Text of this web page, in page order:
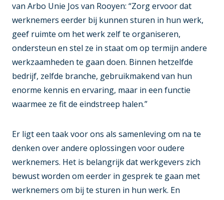
van Arbo Unie Jos van Rooyen: “Zorg ervoor dat
werknemers eerder bij kunnen sturen in hun werk,
geef ruimte om het werk zelf te organiseren,
ondersteun en stel ze in staat om op termijn andere
werkzaamheden te gaan doen. Binnen hetzelfde
bedrijf, zelfde branche, gebruikmakend van hun
enorme kennis en ervaring, maar in een functie
waarmee ze fit de eindstreep halen.”
Er ligt een taak voor ons als samenleving om na te
denken over andere oplossingen voor oudere
werknemers. Het is belangrijk dat werkgevers zich
bewust worden om eerder in gesprek te gaan met
werknemers om bij te sturen in hun werk. En